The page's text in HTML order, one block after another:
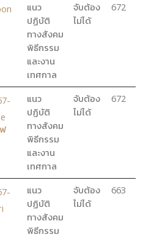
แนว
ปฏิบัติ
ทางสังคม
พิธีกรรม
และงาน
เทศกาล
จับต้อง
ไม่ได้
672
แนว
ปฏิบัติ
ทางสังคม
พิธีกรรม
และงาน
เทศกาล
จับต้อง
ไม่ได้
672
แนว
ปฏิบัติ
ทางสังคม
พิธีกรรม
จับต้อง
ไม่ได้
663